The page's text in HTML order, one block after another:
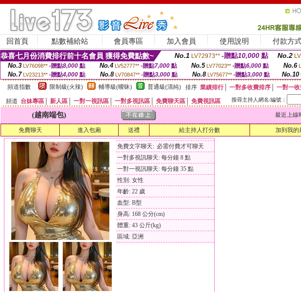
回首頁 點數補給站 會員專區 加入會員 使用說明 付款方
恭喜七月份消費排行前十名會員 獲得免費點數~ No.1 LV72973** -贈點10,000 點 No.2
No.3 LV76098** -贈點8,000點 No.4 LV52777** -贈點7,000點 No.5 LV77023** -贈點6,000點 No.6
No.7 LV23213** -贈點4,000 點 No.8 LV70847** -贈點3,000 點 No.8 LV75677** -贈點3,000點 No.10
頻道指數
限制級(火辣) 輔導級(曖昧) 普通級(清純) 排序 業績排行│ 一對多收費排序
一對一
頻道 台妹專區 新人區 一對一視訊區 一對多視訊區 免費聊天區 免費視訊區 搜尋主持人網名/編號：
(越南端包) 最近上線
免費聊天 進入包廂 送禮 給主持人打分數 加到我的
免費文字聊天: 必需付費才可聊天
一對多視訊聊天: 每分鐘 8 點
一對一視訊聊天: 每分鐘 35 點
性別: 女性
年齡: 22 歲
血型: B型
身高: 168 公分(cm)
體重: 43 公斤(kg)
區域: 亞洲